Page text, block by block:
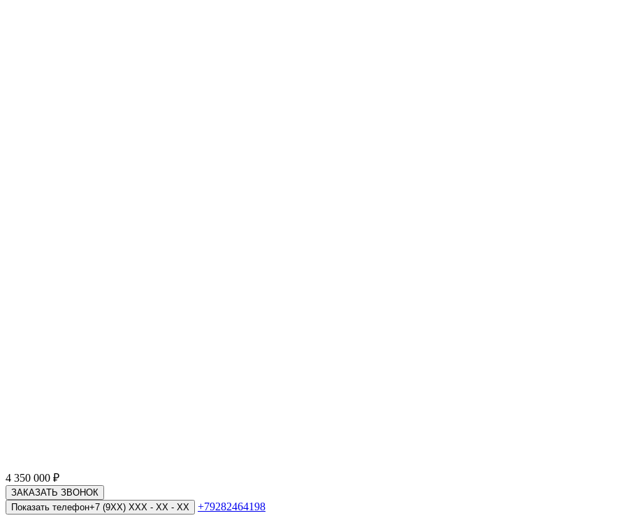
4 350 000 ₽
ЗАКАЗАТЬ ЗВОНОК
Показать телефон+7 (9XX) XXX - XX - XX +79282464198